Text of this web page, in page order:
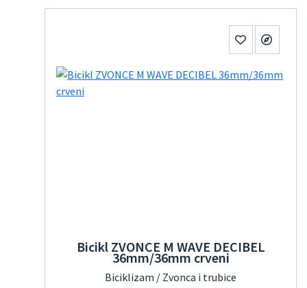
Bicikl ZVONCE M WAVE DECIBEL
36mm/36mm crveni
Biciklizam / Zvonca i trubice